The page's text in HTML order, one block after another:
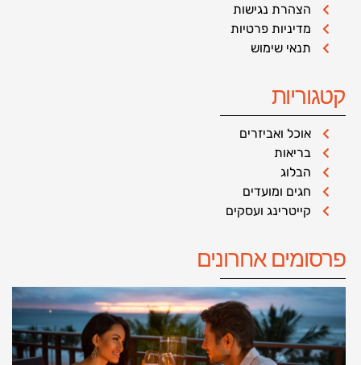
הצהרת נגישות
מדיניות פרטיות
תנאי שימוש
קטגוריות
אוכל ואביזרים
בריאות
הבלוג
חגים ומועדים
קייטרינג ועסקים
פרסומים אחרונים